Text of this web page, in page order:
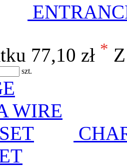
77,10 zł *
szt.